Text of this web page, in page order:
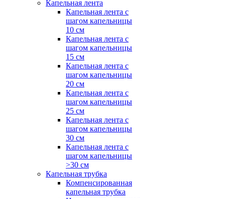
Капельная лента
Капельная лента с
шагом капельницы
10 см
Капельная лента с
шагом капельницы
15 см
Капельная лента с
шагом капельницы
20 см
Капельная лента с
шагом капельницы
25 см
Капельная лента с
шагом капельницы
30 см
Капельная лента с
шагом капельницы
>30 см
Капельная трубка
Компенсированная
капельная трубка